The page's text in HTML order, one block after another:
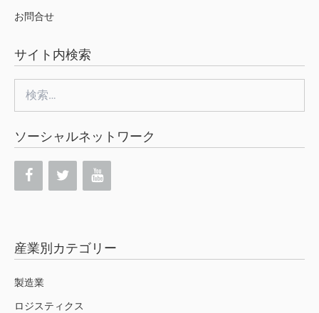
お問合せ
サイト内検索
索:
ソーシャルネットワーク
産業別カテゴリー
製造業
ロジスティクス